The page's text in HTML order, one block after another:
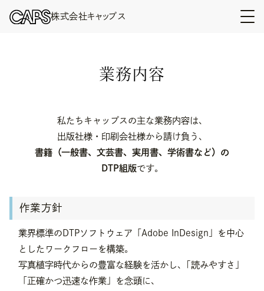
株式会社キャップス
業務内容
私たちキャップスの主な業務内容は、
出版社様・印刷会社様から請け負う、
書籍（一般書、文芸書、 実用書、学術書など）の
DTP組版です。
作業方針
業界標準のDTPソフトウェア「Adobe InDesign」を中心
としたワークフローを構築。
写真植字時代からの豊富な経験を活かし、「読みやすさ」
「正確かつ迅速な作業」を念頭に、